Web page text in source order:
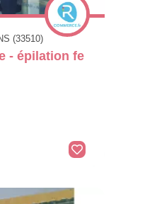
(33510)
- épilation fe